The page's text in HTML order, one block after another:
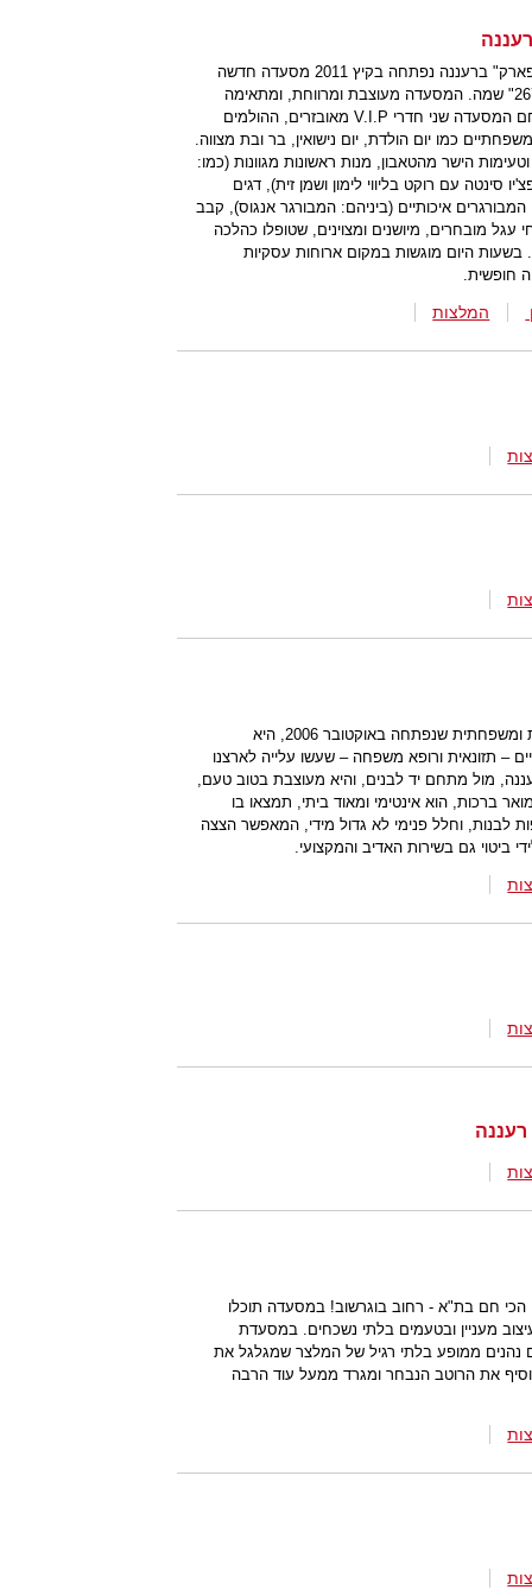
במתחם האירועים והכנסים של "מול הפארק" ברעננה נפתחה בקיץ 2011 מסעדה חדשה
איכותית וכשרה למהדרין, "ביסטרו בר 267" שמה. המסעדה מעוצבת ומרווחת, ומתאימה
במיוחד לקיום אירועים מוצלחים. במתחם המסעדה שני חדרי V.I.P מאובזרים, ההולמים
כמו יום הולדת, יום נישואין, בר ובת מצווה.
הישר מהטאבון, מנות ראשונות מגוונות (כמו:
סינטה עם רוקט בליווי לימון ושמן זית), דגים
המבורגרים איכותיים (ביניהם: המבורגר אנגוס), קבב
עגל מובחרים, מיושנים ומצוינים, שטופלו כהלכה
בשעות היום מוגשות במקום ארוחות עסקיות
חופשית.
המלצות
"לה טרטוריה", מסעדה איטלקית חלבית ומשפחתית שנפתחה באוקטובר 2006, היא
– תזונאית ורופא משפחה – שעשו עלייה לארצנו
מול מתחם יד לבנים, והיא מעוצבת בטוב טעם,
ברכות, הוא אינטימי ומאוד ביתי, תמצאו בו
לבנות, וחלל פנימי לא גדול מידי, המאפשר הצצה
ביטוי גם בשירות האדיב והמקצועי.
הכי חם בת"א - רחוב בוגרשוב! במסעדה תוכלו
מעניין ובטעמים בלתי נשכחים. במסעדת
נהנים ממופע בלתי רגיל של המלצר שמגלגל את
את הרוטב הנבחר ומגרד ממעל עוד הרבה